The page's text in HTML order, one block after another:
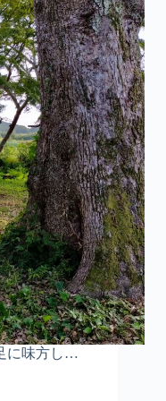
に味方し…